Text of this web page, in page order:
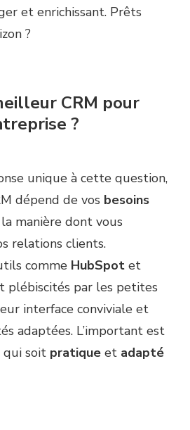
et enrichissant. Prêts
?
CRM pour
?
unique à cette question,
dépend de vos besoins
manière dont vous
relations clients.
comme HubSpot et
plébiscités par les petites
interface conviviale et
adaptées. L’important est
qui soit pratique et adapté